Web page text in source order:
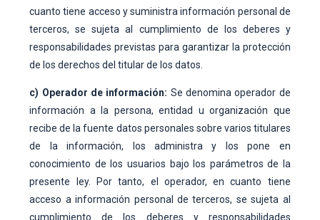
cuanto tiene acceso y suministra información personal de
terceros, se sujeta al cumplimiento de los deberes y
responsabilidades previstas para garantizar la protección
de los derechos del titular de los datos.
c) Operador de información: Se denomina operador de
información a la persona, entidad u organización que
recibe de la fuente datos personales sobre varios titulares
de la información, los administra y los pone en
conocimiento de los usuarios bajo los parámetros de la
presente ley. Por tanto, el operador, en cuanto tiene
acceso a información personal de terceros, se sujeta al
cumplimiento de los deberes y responsabilidades